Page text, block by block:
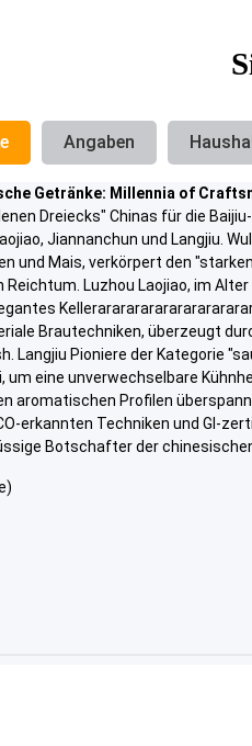
Angaben
Getränke: Millennia of
Dreiecks" Chinas für die
Jiannanchun und Langjiu.
und Mais, verkörpert den
Luzhou Laojiao, im Alter
Brautechniken, überzeugt
Langjiu Pioniere der Kategorie
um eine unverwechselbare
aromatischen Profilen
erkannten Techniken und GI-
Botschafter der